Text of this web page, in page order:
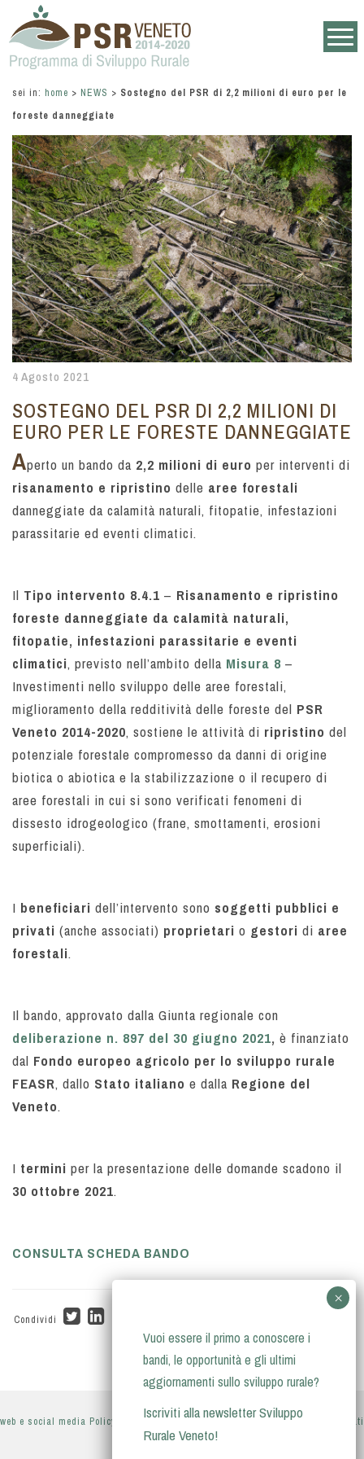
sei in: home > NEWS > Sostegno del PSR di 2,2 milioni di euro per le
foreste danneggiate
4 Agosto 2021
SOSTEGNO DEL PSR DI 2,2 MILIONI DI
EURO PER LE FORESTE DANNEGGIATE
Aperto un bando da 2,2 milioni di euro per interventi di
risanamento e ripristino delle aree forestali
danneggiate da calamità naturali, fitopatie, infestazioni
parassitarie ed eventi climatici.
Il Tipo intervento 8.4.1 – Risanamento e ripristino
foreste danneggiate da calamità naturali,
fitopatie, infestazioni parassitarie e eventi
climatici, previsto nell’ambito della Misura 8 –
Investimenti nello sviluppo delle aree forestali,
miglioramento della redditività delle foreste del PSR
Veneto 2014-2020, sostiene le attività di ripristino del
potenziale forestale compromesso da danni di origine
biotica o abiotica e la stabilizzazione o il recupero di
aree forestali in cui si sono verificati fenomeni di
dissesto idrogeologico (frane, smottamenti, erosioni
superficiali).
I beneficiari dell’intervento sono soggetti pubblici e
privati (anche associati) proprietari o gestori di aree
forestali.
Il bando, approvato dalla Giunta regionale con
deliberazione n. 897 del 30 giugno 2021, è finanziato
dal Fondo europeo agricolo per lo sviluppo rurale
FEASR, dallo Stato italiano e dalla Regione del
Veneto.
I termini per la presentazione delle domande scadono il
30 ottobre 2021.
CONSULTA SCHEDA BANDO
Condividi
web e social media Policy privacy policy- informativa sul trattamento dei dati
personali
Vuoi essere il primo a conoscere i
bandi, le opportunità e gli ultimi
aggiornamenti sullo sviluppo rurale?
Iscriviti alla newsletter Sviluppo
Rurale Veneto!